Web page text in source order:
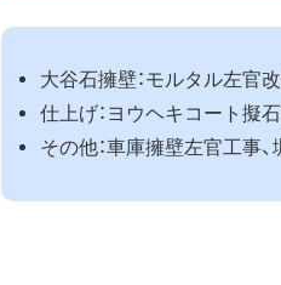
大谷石擁壁：モルタル左官
仕上げ：ヨウヘキコート擬
その他：車庫擁壁左官工事